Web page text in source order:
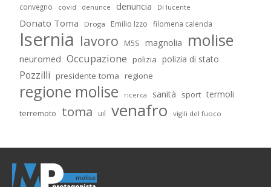
convegno covid denunce denuncia Di lucente
Donato Toma Droga Emilio Izzo filomena calenda
Isernia lavoro M5S magnolia molise
neuromed Occupazione polizia polizia di stato
Pozzilli presidente toma regione
regione molise ricerca sanità sport termoli
terremoto toma uil venafro vigili del fuoco